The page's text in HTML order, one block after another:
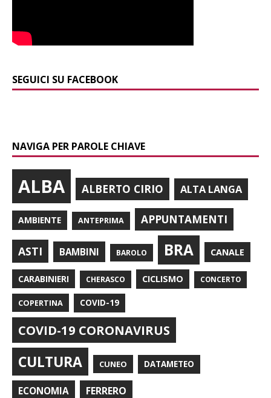
SEGUICI SU FACEBOOK
NAVIGA PER PAROLE CHIAVE
ALBA ALBERTO CIRIO ALTA LANGA
AMBIENTE ANTEPRIMA APPUNTAMENTI
ASTI BAMBINI BAROLO BRA CANALE
CARABINIERI CHERASCO CICLISMO CONCERTO
COPERTINA COVID-19
COVID-19 CORONAVIRUS
CULTURA CUNEO DATAMETEO
ECONOMIA FERRERO